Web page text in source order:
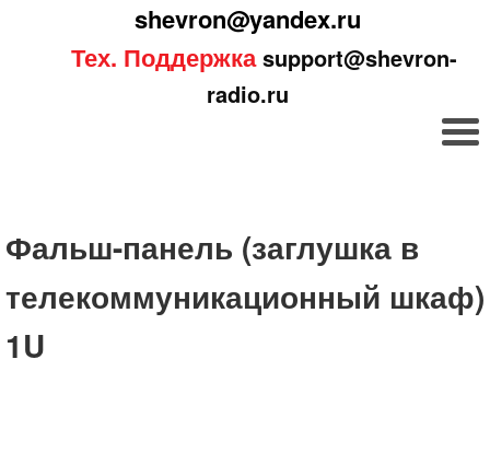
shevron@yandex.ru
Тех. Поддержка support@shevron-
radio.ru
Фальш-панель (заглушка в
телекоммуникационный шкаф)
1U